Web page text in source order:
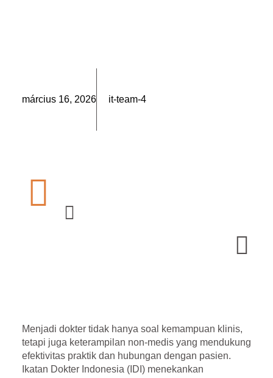
március 16, 2026 it-team-4
Menjadi dokter tidak hanya soal kemampuan klinis,
tetapi juga keterampilan non-medis yang mendukung
efektivitas praktik dan hubungan dengan pasien.
Ikatan Dokter Indonesia (IDI) menekankan